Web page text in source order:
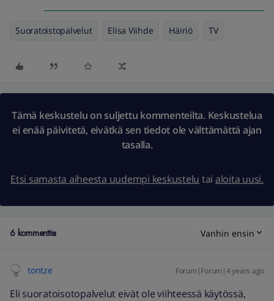
Suoratoistopalvelut Elisa Viihde Häiriö TV
Tämä keskustelu on suljettu kommenteilta. Keskustelua
ei enää päivitetä, eivätkä sen tiedot ole välttämättä ajan
tasalla.
Etsi samasta aiheesta uudempi keskustelu tai aloita uusi.
6 kommenttia Vanhin ensin
tontze Forum|Forum|4 years ago
Eli suoratoisotopalvelut eivät ole viihteessä käytössä,